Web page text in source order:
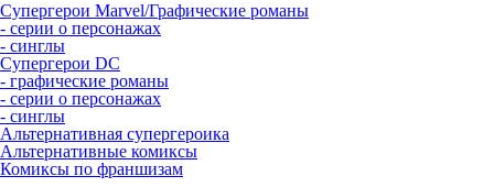
Супергерои Marvel/Графические романы
- серии о персонажах
- синглы
Супергерои DC
- графические романы
- серии о персонажах
- синглы
Альтернативная супергероика
Альтернативные комиксы
Комиксы по франшизам